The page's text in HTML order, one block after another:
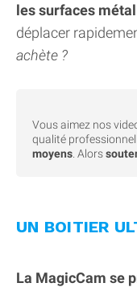
les surfaces
déplacer
achète ?
Vous aimez nos
qualité
moyens . Alors
UN BOITIER
La MagicCam se